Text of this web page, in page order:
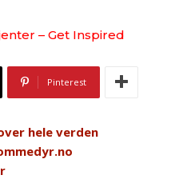
– Get Inspired
Pinterest
hele verden